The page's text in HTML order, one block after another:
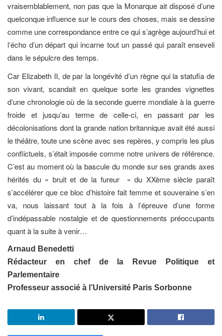
vraisemblablement, non pas que la Monarque ait disposé d’une
quelconque influence sur le cours des choses, mais se dessine
comme une correspondance entre ce qui s’agrège aujourd’hui et
l’écho d’un départ qui incarne tout un passé qui paraît enseveli
dans le sépulcre des temps.
Car Elizabeth II, de par la longévité d’un règne qui la statufia de
son vivant, scandait en quelque sorte les grandes vignettes
d’une chronologie où de la seconde guerre mondiale à la guerre
froide et jusqu’au terme de celle-ci, en passant par les
décolonisations dont la grande nation britannique avait été aussi
le théâtre, toute une scène avec ses repères, y compris les plus
conflictuels, s’était imposée comme notre univers de référence.
C’est au moment où la bascule du monde sur ses grands axes
hérités du « bruit et de la fureur » du XXème siècle paraît
s’accélérer que ce bloc d’histoire fait femme et souveraine s’en
va, nous laissant tout à la fois à l’épreuve d’une forme
d’indépassable nostalgie et de questionnements préoccupants
quant à la suite à venir…
Arnaud Benedetti
Rédacteur en chef de la Revue Politique et
Parlementaire
Professeur associé à l’Université Paris Sorbonne